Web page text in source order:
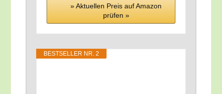
» Aktu­el­len Preis auf Ama­zon
prü­fen »
BEST­SEL­LER NR. 2